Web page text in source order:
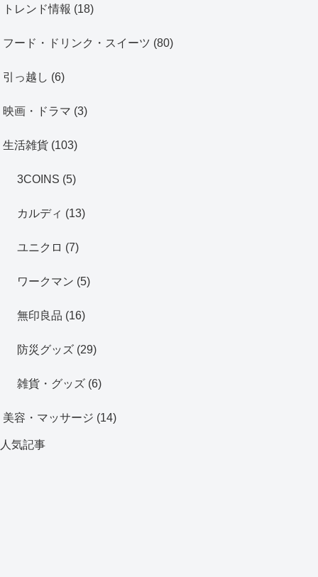
トレンド情報 (18)
フード・ドリンク・スイーツ (80)
引っ越し (6)
映画・ドラマ (3)
生活雑貨 (103)
3COINS (5)
カルディ (13)
ユニクロ (7)
ワークマン (5)
無印良品 (16)
防災グッズ (29)
雑貨・グッズ (6)
美容・マッサージ (14)
人気記事